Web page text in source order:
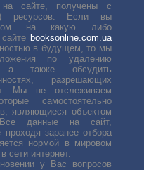
на сайте, получены с
ресурсов. Если вы
на какую либо
booksonline.com.ua
в будущем, то мы
по удалению
а также обсудить
разрешающих
Мы не отслеживаем
самостоятельно
являющиеся объектом
Все данные на сайт,
проходя заранее отбора
нормой в мировом
сети интернет.
у Вас вопросов